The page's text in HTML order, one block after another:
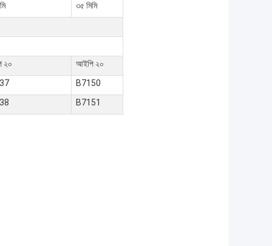
৩৫ মিমি
২০
আইপি ২০
B7150
B7151